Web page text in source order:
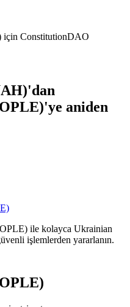
ConstitutionDAO
aniden
ile kolayca Ukrainian
işlemlerden yararlanın.